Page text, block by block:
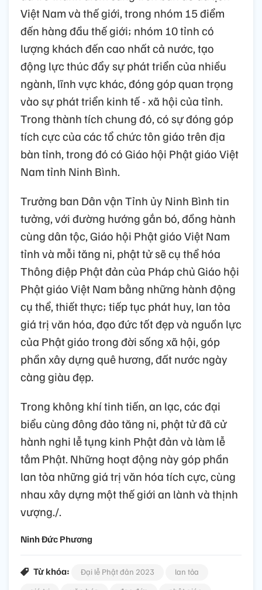
Việt Nam và thế giới, trong nhóm 15 điểm
đến hàng đầu thế giới; nhóm 10 tỉnh có
lượng khách đến cao nhất cả nước, tạo
động lực thúc đẩy sự phát triển của nhiều
ngành, lĩnh vực khác, đóng góp quan trọng
vào sự phát triển kinh tế - xã hội của tỉnh.
Trong thành tích chung đó, có sự đóng góp
tích cực của các tổ chức tôn giáo trên địa
bàn tỉnh, trong đó có Giáo hội Phật giáo Việt
Nam tỉnh Ninh Bình.
Trưởng ban Dân vận Tỉnh ủy Ninh Bình tin
tưởng, với đường hướng gắn bó, đồng hành
cùng dân tộc, Giáo hội Phật giáo Việt Nam
tỉnh và mỗi tăng ni, phật tử sẽ cụ thể hóa
Thông điệp Phật đản của Pháp chủ Giáo hội
Phật giáo Việt Nam bằng những hành động
cụ thể, thiết thực; tiếp tục phát huy, lan tỏa
giá trị văn hóa, đạo đức tốt đẹp và nguồn lực
của Phật giáo trong đời sống xã hội, góp
phần xây dựng quê hương, đất nước ngày
càng giàu đẹp.
Trong không khí tinh tiến, an lạc, các đại
biểu cùng đông đảo tăng ni, phật tử đã cử
hành nghi lễ tụng kinh Phật đản và làm lễ
tắm Phật. Những hoạt động này góp phần
lan tỏa những giá trị văn hóa tích cực, cùng
nhau xây dựng một thế giới an lành và thịnh
vượng./.
Ninh Đức Phương
Từ khóa: Đại lễ Phật đản 2023
lan tỏa